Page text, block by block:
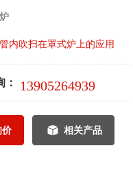
实验。泄露测试合格后，用氮
扫必须满足3个条件才能结束
钢管、铜带、铜线以及硅钢
有圆形和长方形结构。台车炉
及型钢焊接而成，内部为炉
的吹扫装置及料架可使铜管
内吹扫在罩式炉上的应用
： 13905264939
价 相关产品